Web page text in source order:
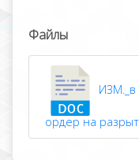
Файлы
ИЗМ._в
ордер на